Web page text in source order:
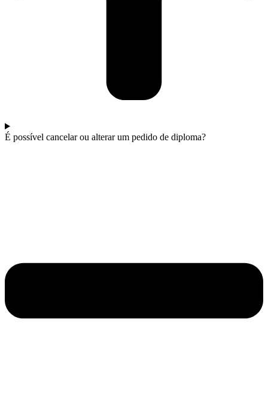
É possível cancelar ou alterar um pedido de diploma?